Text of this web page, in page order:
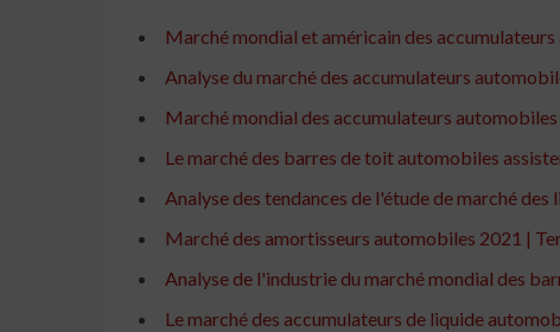
Marché mondial et américain des accumulateurs
Analyse du marché des accumulateurs
Marché mondial des accumulateurs automobiles
Le marché des barres de toit automobiles
Analyse des tendances de l'étude de marché
Marché des amortisseurs automobiles 2021 |
Analyse de l'industrie du marché mondial des
Le marché des accumulateurs de liquide